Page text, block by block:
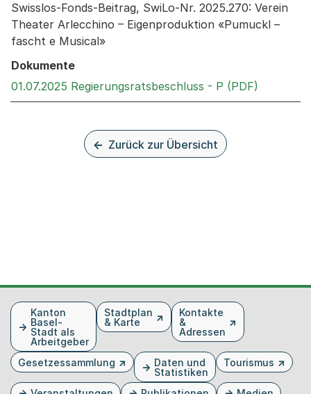
Swisslos-Fonds-Beitrag, SwiLo-Nr. 2025.270: Verein
Theater Arlecchino – Eigenproduktion «Pumuckl –
fascht e Musical»
Dokumente
01.07.2025 Regierungsratsbeschluss - P (PDF)
Zurück zur Übersicht
FusszeileKanton
Basel-
Stadt als
Arbeitgeber
Stadtplan
& Karte
Kontakte
&
Adressen
Gesetzessammlung
Daten und
Statistiken
Tourismus